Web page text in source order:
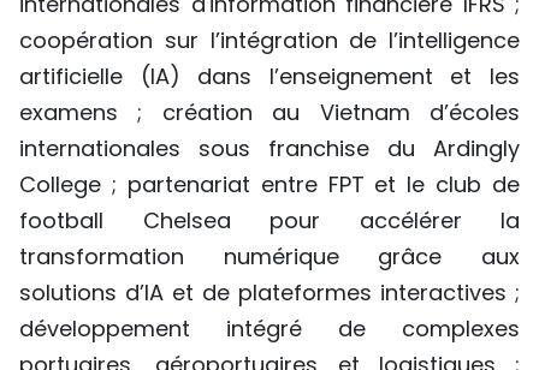
coopération sur l’intégration de l’intelligence
artificielle (IA) dans l’enseignement et les
examens ; création au Vietnam d’écoles
internationales sous franchise du Ardingly
College ; partenariat entre FPT et le club de
football Chelsea pour accélérer la
transformation numérique grâce aux
solutions d’IA et de plateformes interactives ;
développement intégré de complexes